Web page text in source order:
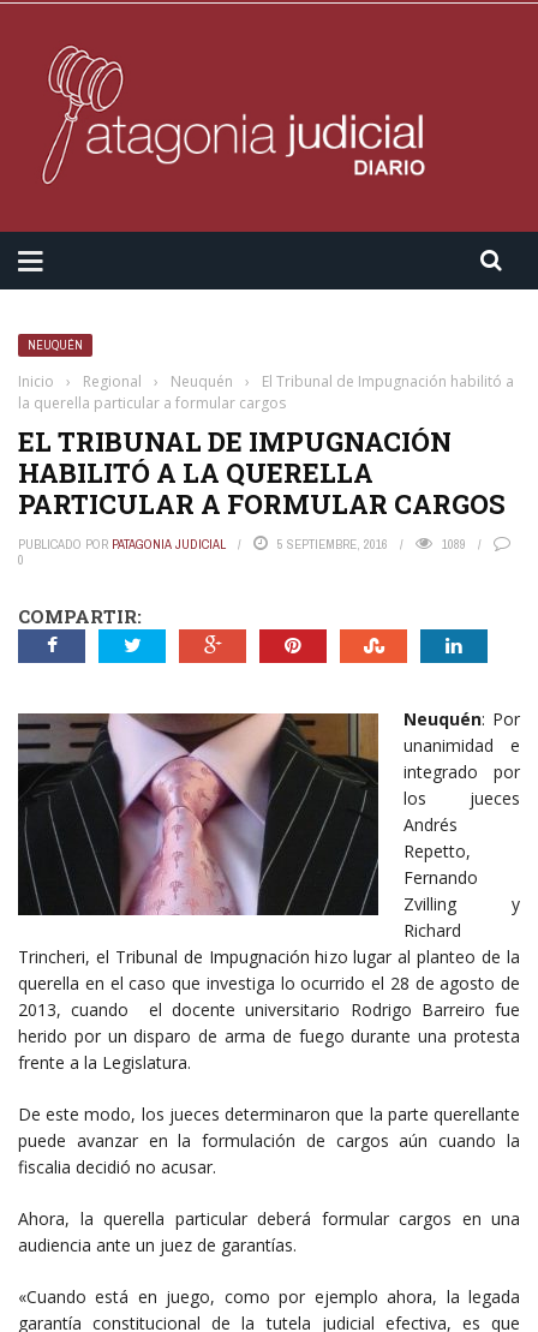
NEUQUÉN
Inicio › Regional › Neuquén ›
El Tribunal de Impugnación habilitó a
la querella particular a formular cargos
EL TRIBUNAL DE IMPUGNACIÓN
HABILITÓ A LA QUERELLA
PARTICULAR A FORMULAR CARGOS
PUBLICADO POR PATAGONIA JUDICIAL 5 SEPTIEMBRE, 2016
1089
0
COMPARTIR:
Neuquén: Por
unanimidad e
integrado por
los jueces
Andrés
Repetto,
Fernando
Zvilling y
Richard
Trincheri, el Tribunal de Impugnación hizo lugar al planteo de la
querella en el caso que investiga lo ocurrido el 28 de agosto de
2013, cuando el docente universitario Rodrigo Barreiro fue
herido por un disparo de arma de fuego durante una protesta
frente a la Legislatura.
De este modo, los jueces determinaron que la parte querellante
puede avanzar en la formulación de cargos aún cuando la
fiscalia decidió no acusar.
Ahora, la querella particular deberá formular cargos en una
audiencia ante un juez de garantías.
«Cuando está en juego, como por ejemplo ahora, la legada
garantía constitucional de la tutela judicial efectiva, es que